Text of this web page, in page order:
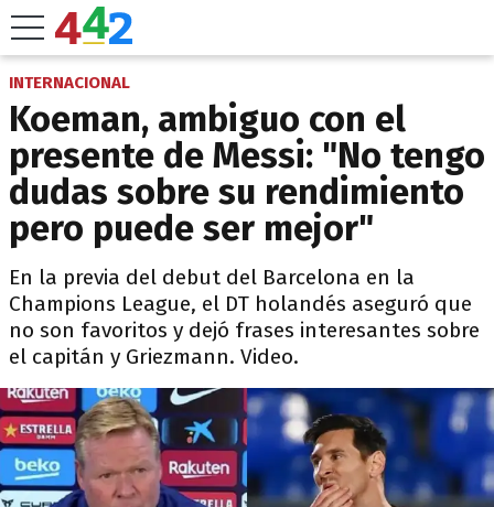
INTERNACIONAL
Koeman, ambiguo con el
presente de Messi: "No tengo
dudas sobre su rendimiento
pero puede ser mejor"
En la previa del debut del Barcelona en la
Champions League, el DT holandés aseguró que
no son favoritos y dejó frases interesantes sobre
el capitán y Griezmann. Video.